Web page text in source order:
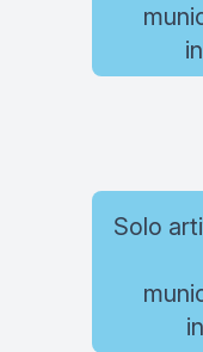
Solo